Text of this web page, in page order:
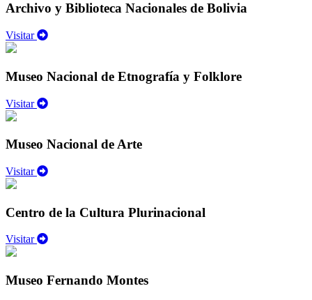
Archivo y Biblioteca Nacionales de Bolivia
Visitar
Museo Nacional de Etnografía y Folklore
Visitar
Museo Nacional de Arte
Visitar
Centro de la Cultura Plurinacional
Visitar
Museo Fernando Montes